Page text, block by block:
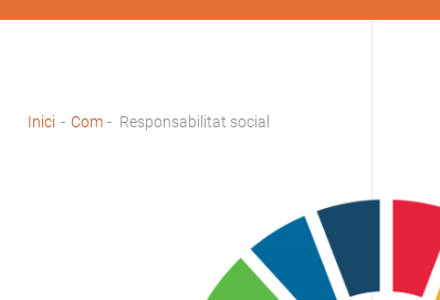
Inici - Com - Responsabilitat social